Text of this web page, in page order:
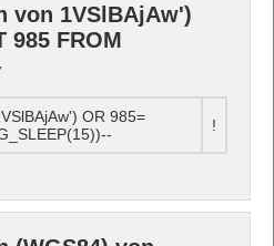
von 1VSlBAjAw')
985 FROM
OR 985=
!